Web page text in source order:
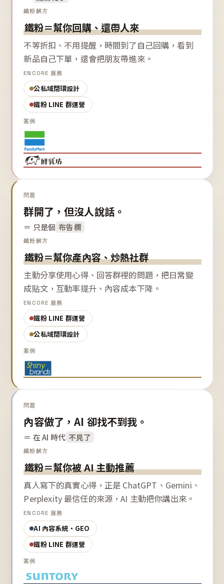
鐵粉解方
鐵粉＝幫你回購、還帶人來
不等折扣、不用提醒，時間到了自己回購，看到
新品自己下單，還會把朋友帶進來。
ENCORE 服務
公私域閉環設計
鐵粉 LINE 群運營
案例
問題
群開了，但沒人說話。
＝ 只是個 布告欄
鐵粉解方
鐵粉＝幫你產內容、炒熱社群
主動分享使用心得、回答群裡的問題，把日常變
成貼文，互動率提升、內容成本下降。
ENCORE 服務
鐵粉 LINE 群運營
公私域閉環設計
案例
問題
內容做了，AI 卻找不到我。
＝ 在 AI 時代 不見了
鐵粉解方
鐵粉＝幫你被 AI 主動推薦
真人寫下的真實心得，正是 ChatGPT、Gemini、
Perplexity 最信任的來源，AI 主動把你講出來。
ENCORE 服務
AI 內容系統・GEO
鐵粉 LINE 群運營
案例